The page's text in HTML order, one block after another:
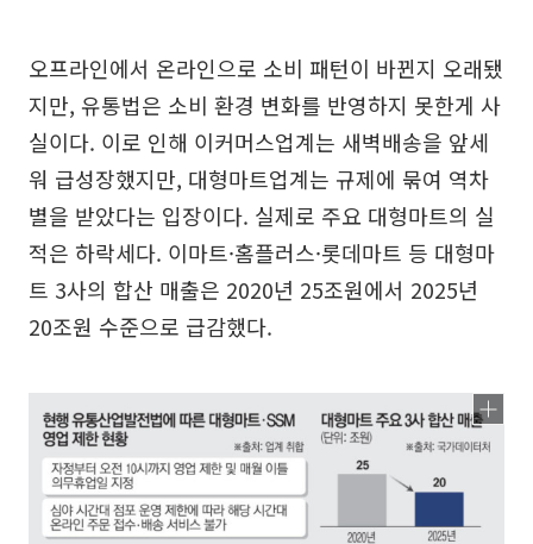
오프라인에서 온라인으로 소비 패턴이 바뀐지 오래됐
지만, 유통법은 소비 환경 변화를 반영하지 못한게 사
실이다. 이로 인해 이커머스업계는 새벽배송을 앞세
워 급성장했지만, 대형마트업계는 규제에 묶여 역차
별을 받았다는 입장이다. 실제로 주요 대형마트의 실
적은 하락세다. 이마트·홈플러스·롯데마트 등 대형마
트 3사의 합산 매출은 2020년 25조원에서 2025년
20조원 수준으로 급감했다.